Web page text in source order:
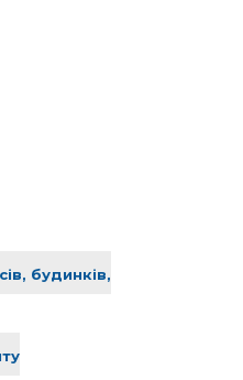
будинків,